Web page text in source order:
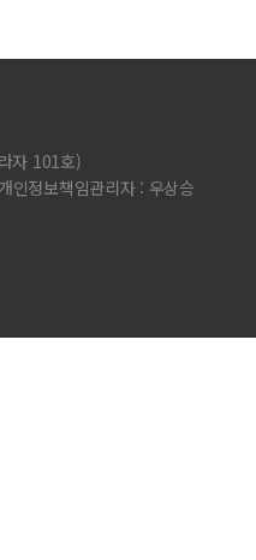
자 101호)
개인정보책임관리자 : 우상승